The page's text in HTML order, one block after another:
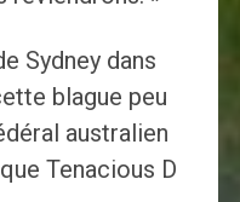
Sydney dans
blague peu
australien
Tenacious D